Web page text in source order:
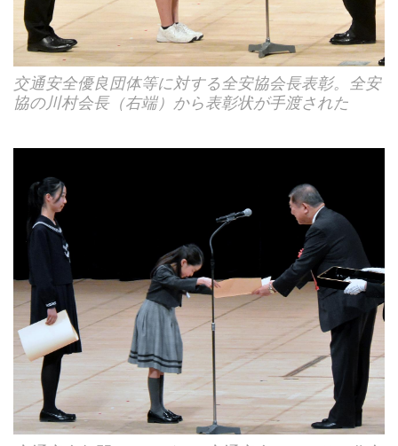
交通安全優良団体等に対する全安協会長表彰。全安
協の川村会長（右端）から表彰状が手渡された